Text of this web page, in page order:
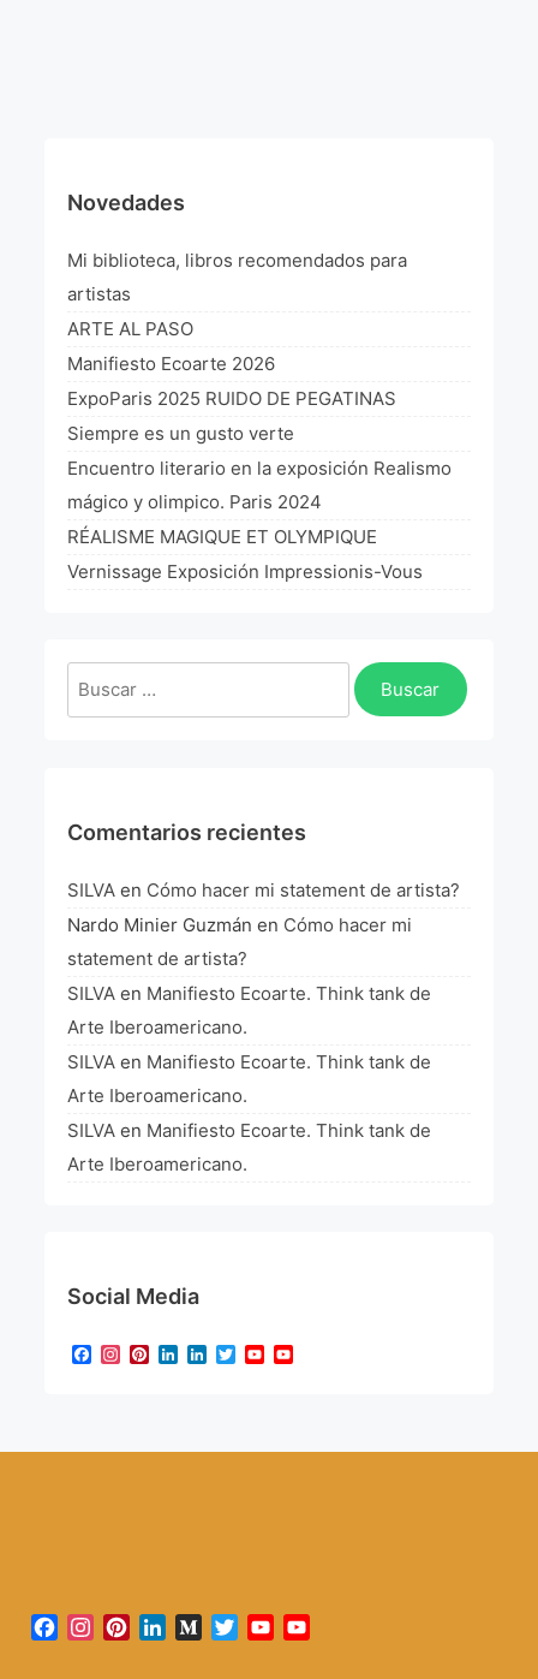
L’art Colombien à Paris 2019
L’art Latino-américain à Paris 2019
Reflecting Source. NY 2019
«Sincronías con sentido» Bogotá Colombia 2019
«Huellas trashumantes» New York 2018
Commissaire D’exposition
Manifiesto Ecoarte
Novedades
Mi biblioteca, libros recomendados para
artistas
ARTE AL PASO
Manifiesto Ecoarte 2026
ExpoParis 2025 RUIDO DE PEGATINAS
Siempre es un gusto verte
Encuentro literario en la exposición Realismo
mágico y olimpico. Paris 2024
RÉALISME MAGIQUE ET OLYMPIQUE
Vernissage Exposición Impressionis-Vous
Buscar:
Comentarios recientes
SILVA en Cómo hacer mi statement de artista?
Nardo Minier Guzmán en Cómo hacer mi
statement de artista?
SILVA en Manifiesto Ecoarte. Think tank de
Arte Iberoamericano.
SILVA en Manifiesto Ecoarte. Think tank de
Arte Iberoamericano.
SILVA en Manifiesto Ecoarte. Think tank de
Arte Iberoamericano.
Social Media
Facebook
Instagram
Pinterest
LinkedIn
LinkedIn
TwitterYouTube
Facebook
Instagram
PinterestLinkedInMediumTwitterYouTube